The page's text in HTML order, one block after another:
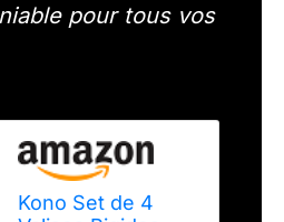
pour tous vos
Kono Set de 4